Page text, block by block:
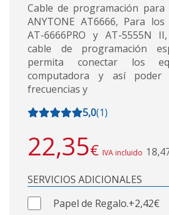
Cable de programación
ANYTONE AT6666, Para
AT-6666PRO y AT-5555N
cable de programación
permita conectar los
computadora y así poder
frecuencias y
5,0(1)
22,35€ IVA incluido
SERVICIOS ADICIONALES
Papel de Regalo.+2,42€